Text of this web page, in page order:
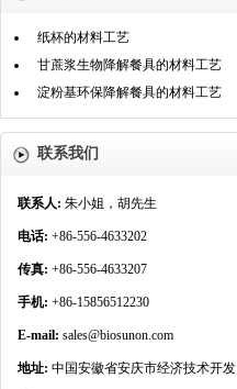
纸杯的材料工艺
甘蔗浆生物降解餐具的材料工艺
淀粉基环保降解餐具的材料工艺
联系我们
联系人: 朱小姐，胡先生
电话: +86-556-4633202
传真: +86-556-4633207
手机: +86-15856512230
E-mail: sales@biosunon.com
地址: 中国安徽省安庆市经济技术开发